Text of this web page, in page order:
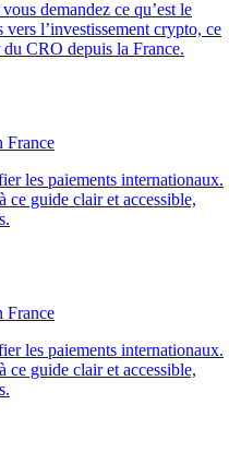
demandez ce qu’est le
l’investissement crypto, ce
CRO depuis la France.
France
les paiements internationaux.
ce guide clair et accessible,
France
les paiements internationaux.
ce guide clair et accessible,